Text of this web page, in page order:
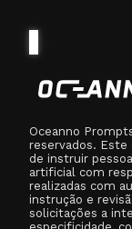
Oceanno
reservados.
de instruir
artificial com
realizadas com
instrução e
solicitações a